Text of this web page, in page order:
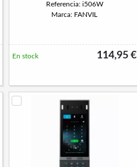
Referencia: i506W
Marca: FANVIL
114,95 €
En stock